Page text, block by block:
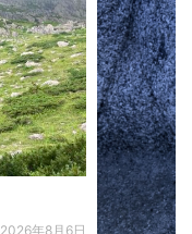
2026年8月6日